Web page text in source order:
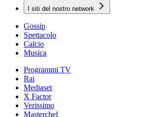
I siti del nostro network
Gossip
Spettacolo
Calcio
Musica
Programmi TV
Rai
Mediaset
X Factor
Verissimo
Masterchef